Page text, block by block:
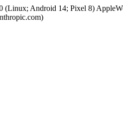
(Linux; Android 14; Pixel 8)